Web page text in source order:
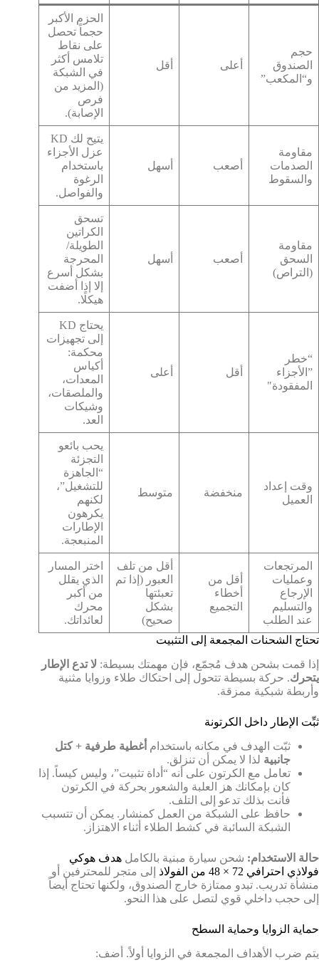
حجم
الصندوق
و“المكعب”
أعلى أقل
الحزم الأكبر
حجماً تحصل
على نقاط
تلامس أكثر
في الشبكة
(المزيد من
فرص
الإصابة).
مقاومة
الصدمات
والسقوط
أصعب أسهل
يتيح لك KD
عزل الأجزاء
باستخدام
الرغوة
والفواصل.
مقاومة
السحق
(التراص)
أصعب أسهل
تسحق
الكراتين
الطويلة/
المحرجة
بشكل أسرع
إلا إذا أضفت
هيكلًا.
“خطر
”الأجزاء
المفقودة"
أقل أعلى
يحتاج KD
إلى تجهيزات
محكمة:
أكياس
المعدات،
والملصقات،
وشيكات
العد.
وقت إعداد
العميل
منخفضة متوسط
يحب بائعو
التجزئة
“الجاهزة
للتشغيل”،
لكنهم
يكرهون
الإطارات
المنبعجة.
المرتجعات
وعمليات
الإرجاع
والتسليم
عند الطلب
أقل من
أخطاء
التجميع
أقل من تلف
العبور (إذا تم
تعبئتها
بشكل
صحيح)
اختر المسار
الذي يقلل
من أكبر
محرك
لعائداتك.
تحتاج الشحنات المجمعة إلى التثبيت
إذا قمت بشحن هدف مُجمّع، فإن مهمتك بسيطة: لا تدع الإطار
يتحرك. حركة بسيطة تتحول إلى احتكاك طلاء وزوايا مثنية
وأربطة شبكية ممزقة.
ثبِّت الإطار داخل الكرتونة
ثبّت الهدف في مكانه باستخدام أغطية طرفية + كتل
جانبية لذا لا يمكن أن تنزلق.
تعامل مع الكرتون على أنه “أداة تثبيت”، وليس كيساً. إذا
كان بإمكانك هز العلبة والشعور بحركة في الكرتون
فأنت بذلك تدعو إلى التلف.
حافظ على الشبكة من العمل كمنشار. يمكن أن تتسبب
الشبكة السائبة في كشط الطلاء أثناء الاهتزاز.
حالة الاستخدام: شحن سيارة مبنية بالكامل هدف هوكي
فولاذي احترافي 72 × 48 من الفولاذ
إلى متجر للمحترفين أو
منشأة تدريب. تبدو ممتازة خارج الصندوق، ولكنها تحتاج أيضاً
إلى حجب داخلي قوي لتصل على هذا النحو.
حماية الزوايا وحماية السطح
يتم ضرب الأهداف المجمعة في الزوايا أولاً. أضف: